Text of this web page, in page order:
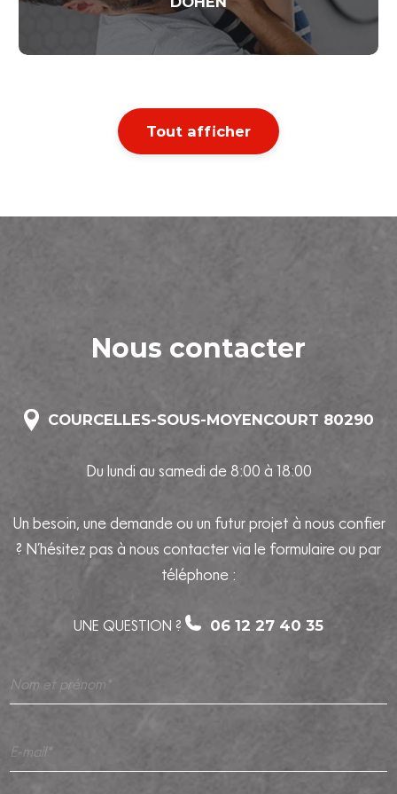
Tout afficher
Nom et prénom*
E-mail*
Nous contacter
COURCELLES-SOUS-MOYENCOURT 80290
Du lundi au samedi de 8:00 à 18:00
Un besoin, une demande ou un futur projet à nous confier
? N’hésitez pas à nous contacter via le formulaire ou par
téléphone :
UNE QUESTION ? 06 12 27 40 35